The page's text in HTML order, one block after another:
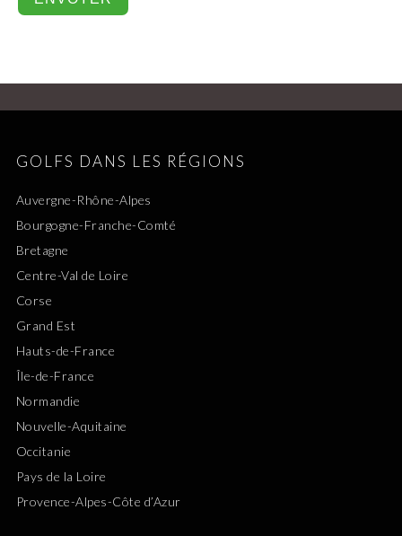
GOLFS DANS LES RÉGIONS
Auvergne-Rhône-Alpes
Bourgogne-Franche-Comté
Bretagne
Centre-Val de Loire
Corse
Grand Est
Hauts-de-France
Île-de-France
Normandie
Nouvelle-Aquitaine
Occitanie
Pays de la Loire
Provence-Alpes-Côte d’Azur